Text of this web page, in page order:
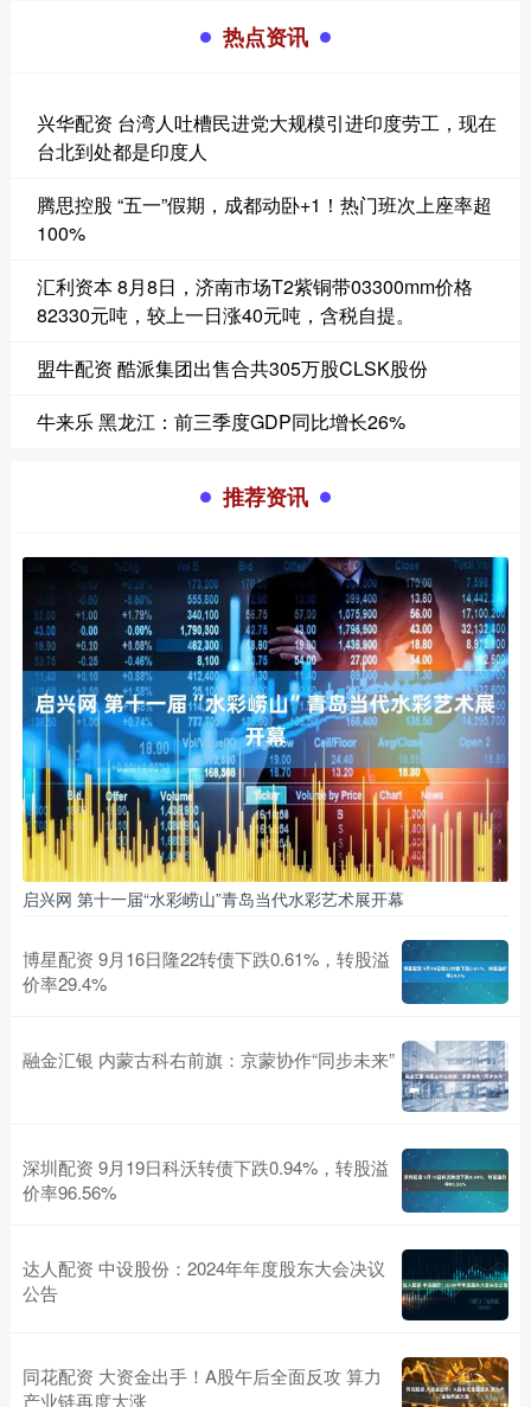
热点资讯
兴华配资 台湾人吐槽民进党大规模引进印度劳工，现在
台北到处都是印度人
腾思控股 “五一”假期，成都动卧+1！热门班次上座率超
100%
汇利资本 8月8日，济南市场T2紫铜带03300mm价格
82330元吨，较上一日涨40元吨，含税自提。
盟牛配资 酷派集团出售合共305万股CLSK股份
牛来乐 黑龙江：前三季度GDP同比增长26%
推荐资讯
启兴网 第十一届“水彩崂山”青岛当代水彩艺术展开幕
博星配资 9月16日隆22转债下跌0.61%，转股溢
价率29.4%
融金汇银 内蒙古科右前旗：京蒙协作“同步未来”
深圳配资 9月19日科沃转债下跌0.94%，转股溢
价率96.56%
达人配资 中设股份：2024年年度股东大会决议
公告
同花配资 大资金出手！A股午后全面反攻 算力
产业链再度大涨